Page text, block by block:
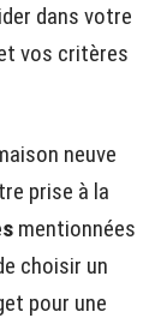
dans votre
vos critères
neuve
prise à la
mentionnées
choisir un
pour une